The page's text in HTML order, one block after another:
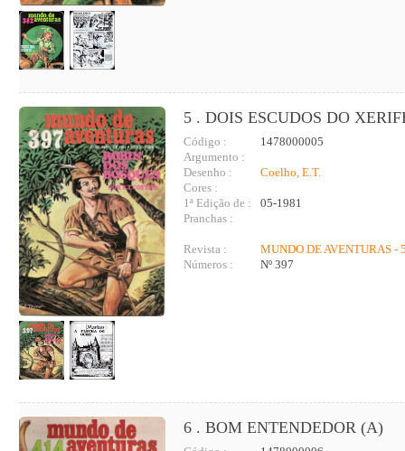
5 . DOIS ESCUDOS DO
Código :
1478000005
Argumento :
Desenho :
Coelho, E.T.
Cores :
1ª Edição de :
05-1981
Pranchas :
Revista :
MUNDO DE AVENTURAS -
Números :
Nº 397
6 . BOM ENTENDEDOR (A)